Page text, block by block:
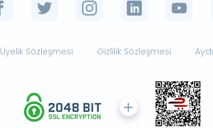
Üyelik Sözleşmesi Gizlilik Sözleşmesi